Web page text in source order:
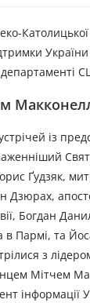
України
із
Ґудзяк,
Дзюрах,
Богдан
в Пармі, та
з
Мітчем
інформації